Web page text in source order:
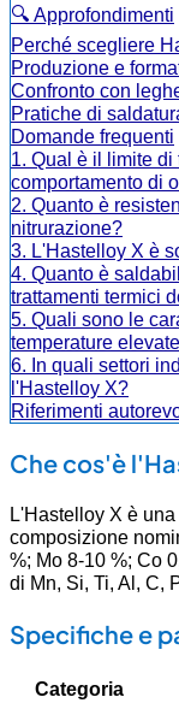
🔍 Approfondimenti
Perché scegliere
Produzione e
Confronto con
Pratiche di
Domande frequenti
1. Qual è il limite
comportamento di
2. Quanto è
nitrurazione?
3. L'Hastelloy X è
4. Quanto è
trattamenti termici
5. Quali sono le
temperature
6. In quali settori
l'Hastelloy X?
Riferimenti
Che cos'è
L'Hastelloy X è
composizione
%; Mo 8-10 %; Co
di Mn, Si, Ti, Al, C,
Specifiche e
Categoria